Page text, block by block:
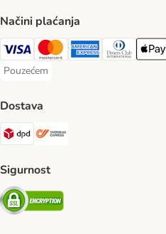
Načini plaćanja
Visa Payment Method
MasterCard Payment Method
American Express
Diners Club
Pouzećem
Pouzećem Payment Method
Dostava
DPD Shipping Method
Sigurnost
Security